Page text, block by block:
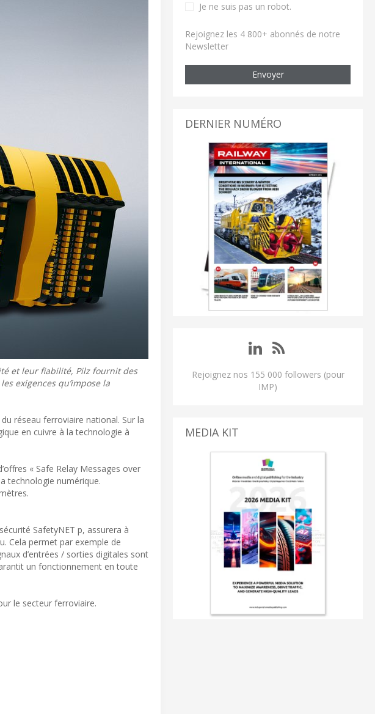
et leur fiabilité, Pilz fournit des
exigences qu’impose la
réseau ferroviaire national. Sur la
en cuivre à la technologie à
« Safe Relay Messages over
technologie numérique.
SafetyNET p, assurera à
Cela permet par exemple de
d’entrées / sorties digitales sont
un fonctionnement en toute
le secteur ferroviaire.
Je ne suis pas un robot.
Rejoignez les 4 800+ abonnés de notre
Newsletter
Envoyer
DERNIER NUMÉRO
Rejoignez nos 155 000 followers (pour
IMP)
MEDIA KIT